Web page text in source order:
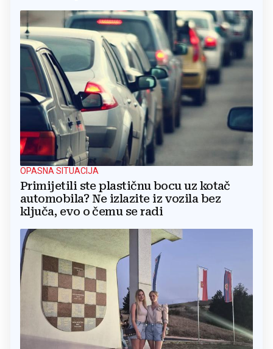
OPASNA SITUACIJA
Primijetili ste plastičnu bocu uz kotač
automobila? Ne izlazite iz vozila bez
ključa, evo o čemu se radi